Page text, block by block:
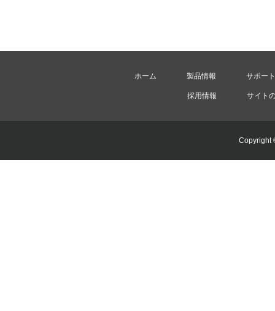
ホーム 製品情報 サポート
採用情報 サイト
Copyright